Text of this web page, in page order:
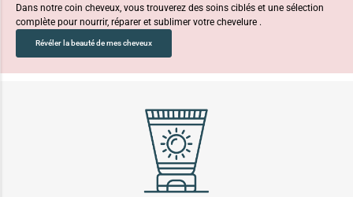
Dans notre coin cheveux, vous trouverez des soins ciblés et une sélection
complète pour nourrir, réparer et sublimer votre chevelure .
Révéler la beauté de mes cheveux